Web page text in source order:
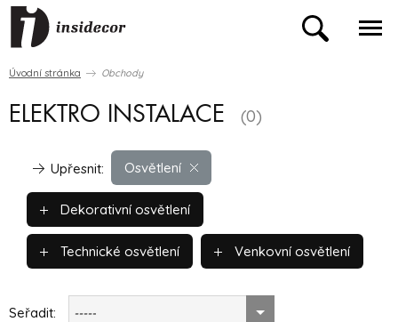
Úvodní stránka Obchody
ELEKTRO INSTALACE (0)
Osvětlení
Upřesnit:
Dekorativní osvětlení
Technické osvětlení Venkovní osvětlení
Seřadit: -----